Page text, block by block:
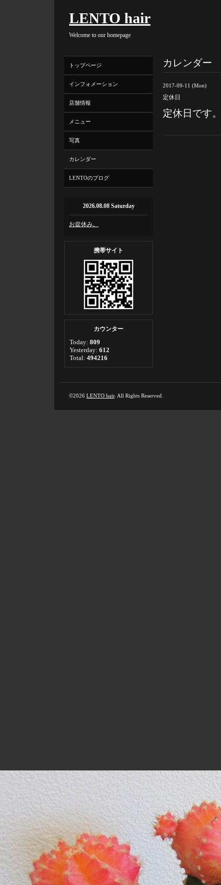
LENTO hair
Welcome to our homepage
カレンダー
2017-09-11 (Mon)
定休日
定休日です
トップページ
インフォメーション
店舗情報
メニュー
写真
カレンダー
LENTOのブログ
2026.08.08 Saturday
お盆休み。
携帯サイト
カウンター
Today: 809
Yesterday: 612
Total: 494216
©2026 LENTO hair. All Rights Reserved.